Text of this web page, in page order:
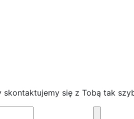
się z Tobą tak